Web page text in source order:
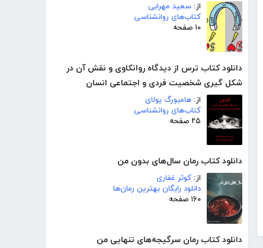
از: سعید مهرابی
کتاب‌های روانشناسی
۱۰ صفحه
دانلود کتاب ترس از دیدگاه روانکاوی و نقش آن در
شکل گیری شخصیت فردی و اجتماعی انسان
از: هامبورگ یولای
کتاب‌های روانشناسی
۲۵ صفحه
دانلود کتاب رمان سال‌های بدون من
از: کوثر غفاری
دانلود رایگان بهترین رمان‌ها
۱۶۰ صفحه
دانلود کتاب رمان سرگیجه‌های تنهایی من